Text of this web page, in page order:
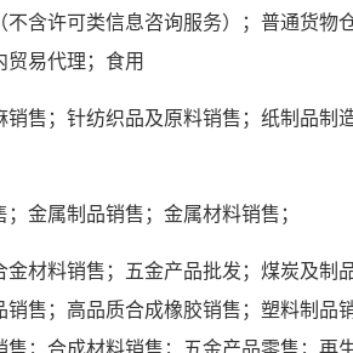
不含许可类信息咨询服务）；普通货物
贸易代理；食用
销售；针纺织品及原料销售；纸制品制
金属制品销售；金属材料销售；
金材料销售；五金产品批发；煤炭及制
销售；高品质合成橡胶销售；塑料制品
售；合成材料销售；五金产品零售；再